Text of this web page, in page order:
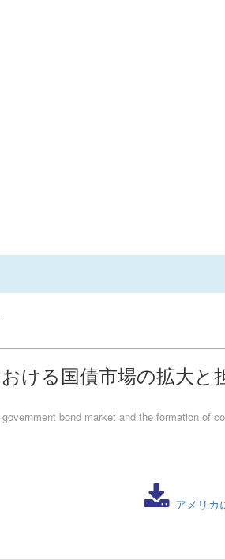
ける国債市場の拡大
bond market and the formation of
アメリカ